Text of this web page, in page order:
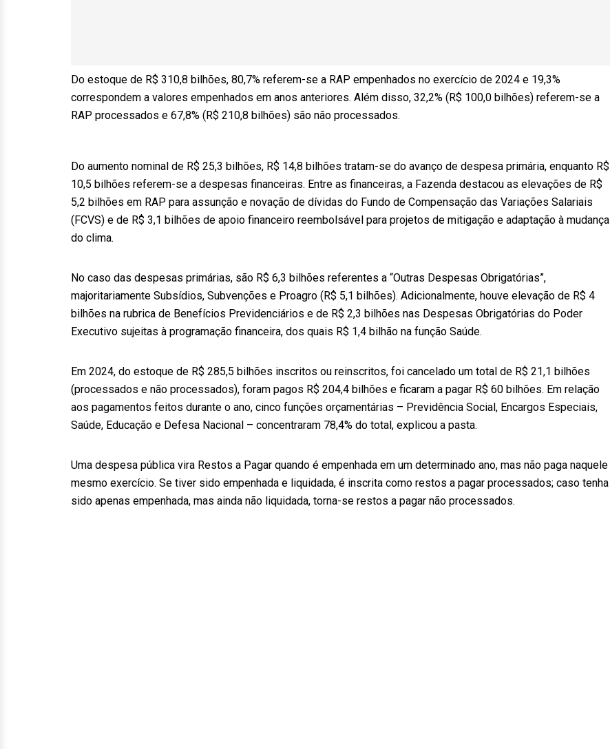
Do estoque de R$ 310,8 bilhões, 80,7% referem-se a RAP empenhados no exercício de 2024 e 19,3%
correspondem a valores empenhados em anos anteriores. Além disso, 32,2% (R$ 100,0 bilhões) referem-se a
RAP processados e 67,8% (R$ 210,8 bilhões) são não processados.
Do aumento nominal de R$ 25,3 bilhões, R$ 14,8 bilhões tratam-se do avanço de despesa primária, enquanto R$
10,5 bilhões referem-se a despesas financeiras. Entre as financeiras, a Fazenda destacou as elevações de R$
5,2 bilhões em RAP para assunção e novação de dívidas do Fundo de Compensação das Variações Salariais
(FCVS) e de R$ 3,1 bilhões de apoio financeiro reembolsável para projetos de mitigação e adaptação à mudança
do clima.
No caso das despesas primárias, são R$ 6,3 bilhões referentes a “Outras Despesas Obrigatórias”,
majoritariamente Subsídios, Subvenções e Proagro (R$ 5,1 bilhões). Adicionalmente, houve elevação de R$ 4
bilhões na rubrica de Benefícios Previdenciários e de R$ 2,3 bilhões nas Despesas Obrigatórias do Poder
Executivo sujeitas à programação financeira, dos quais R$ 1,4 bilhão na função Saúde.
Em 2024, do estoque de R$ 285,5 bilhões inscritos ou reinscritos, foi cancelado um total de R$ 21,1 bilhões
(processados e não processados), foram pagos R$ 204,4 bilhões e ficaram a pagar R$ 60 bilhões. Em relação
aos pagamentos feitos durante o ano, cinco funções orçamentárias – Previdência Social, Encargos Especiais,
Saúde, Educação e Defesa Nacional – concentraram 78,4% do total, explicou a pasta.
Uma despesa pública vira Restos a Pagar quando é empenhada em um determinado ano, mas não paga naquele
mesmo exercício. Se tiver sido empenhada e liquidada, é inscrita como restos a pagar processados; caso tenha
sido apenas empenhada, mas ainda não liquidada, torna-se restos a pagar não processados.